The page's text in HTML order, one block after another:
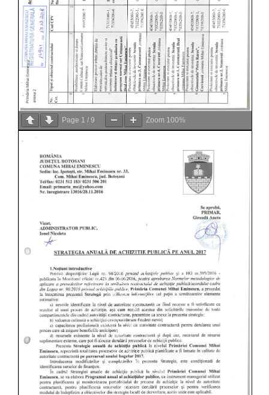
Page 1 / 9 Zoom 100%